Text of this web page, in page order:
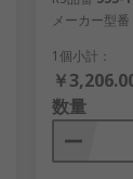
メーカー型番
1個小計：
￥
数量